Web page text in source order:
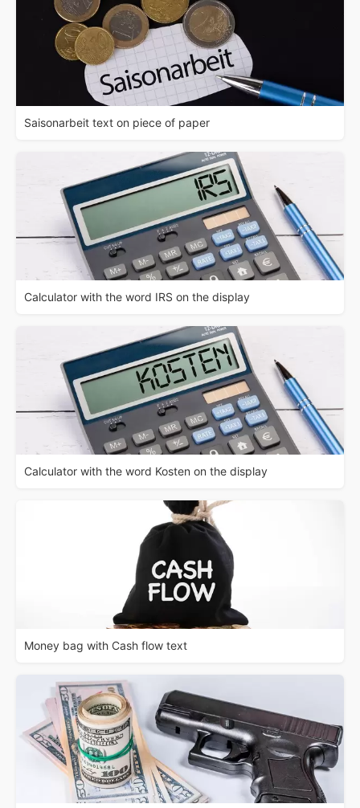
Saisonarbeit text on piece of paper
Calculator with the word IRS on the display
Calculator with the word Kosten on the display
Money bag with Cash flow text